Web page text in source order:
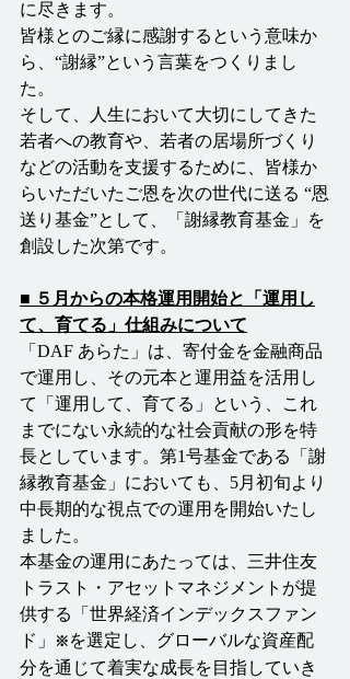
に尽きます。
皆様とのご縁に感謝するという意味か
ら、“謝縁”という言葉をつくりまし
た。
そして、人生において大切にしてきた
若者への教育や、若者の居場所づくり
などの活動を支援するために、皆様か
らいただいたご恩を次の世代に送る “恩
送り基金”として、「謝縁教育基金」を
創設した次第です。
■ ５月からの本格運用開始と「運用し
て、育てる」仕組みについて
「DAF あらた」は、寄付金を金融商品
で運用し、その元本と運用益を活用し
て「運用して、育てる」という、これ
までにない永続的な社会貢献の形を特
長としています。第1号基金である「謝
縁教育基金」においても、5月初旬より
中長期的な視点での運用を開始いたし
ました。
本基金の運用にあたっては、三井住友
トラスト・アセットマネジメントが提
供する「世界経済インデックスファン
ド」
※ を選定し、グローバルな資産配
分を通じて着実な成長を目指していき